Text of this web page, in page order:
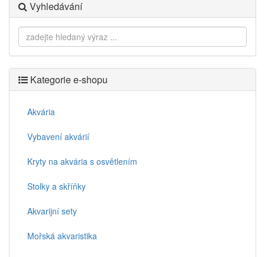
Vyhledávání
Kategorie e-shopu
Akvária
Vybavení akvárií
Kryty na akvária s osvětlením
Stolky a skříňky
Akvarijní sety
Mořská akvaristika